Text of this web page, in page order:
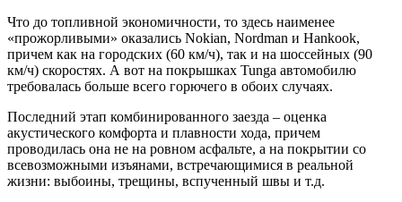
Что до топливной экономичности, то здесь наименее
«прожорливыми» оказались Nokian, Nordman и Hankook,
причем как на городских (60 км/ч), так и на шоссейных (90
км/ч) скоростях. А вот на покрышках Tunga автомобилю
требовалась больше всего горючего в обоих случаях.
Последний этап комбинированного заезда – оценка
акустического комфорта и плавности хода, причем
проводилась она не на ровном асфальте, а на покрытии со
всевозможными изъянами, встречающимися в реальной
жизни: выбоины, трещины, вспученный швы и т.д.